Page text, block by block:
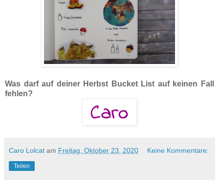
Was darf auf deiner Herbst Bucket List auf keinen Fall
fehlen?
Caro Lolcat am Freitag, Oktober 23, 2020 Keine Kommentare:
Teilen